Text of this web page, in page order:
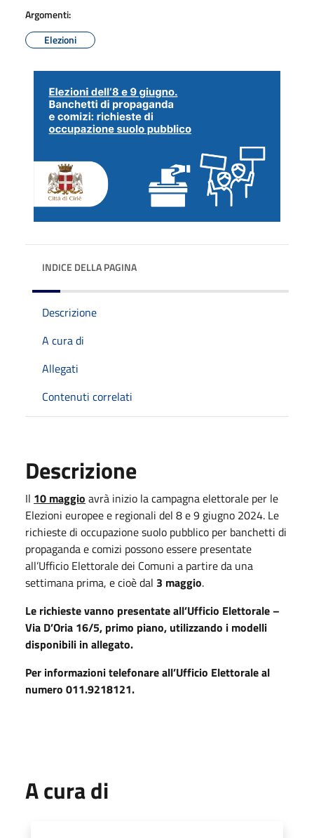
Argomenti:
Elezioni
INDICE DELLA PAGINA
Descrizione
A cura di
Allegati
Contenuti correlati
Descrizione
Il 10 maggio avrà inizio la campagna elettorale per le
Elezioni europee e regionali del 8 e 9 giugno 2024. Le
richieste di occupazione suolo pubblico per banchetti di
propaganda e comizi possono essere presentate
all’Ufficio Elettorale dei Comuni a partire da una
settimana prima, e cioè dal 3 maggio.
Le richieste vanno presentate all’Ufficio Elettorale –
Via D’Oria 16/5, primo piano, utilizzando i modelli
disponibili in allegato.
Per informazioni telefonare all’Ufficio Elettorale al
numero 011.9218121.
A cura di